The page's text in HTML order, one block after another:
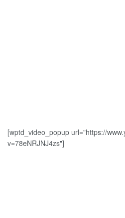
[wptd_video_popup url="https://
v=78eNRJNJ4zs"]